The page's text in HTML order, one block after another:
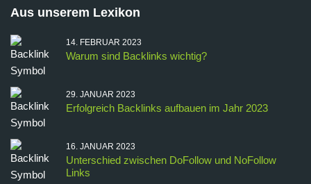
Aus unserem Lexikon
14. FEBRUAR 2023
Warum sind Backlinks wichtig?
29. JANUAR 2023
Erfolgreich Backlinks aufbauen im Jahr 2023
16. JANUAR 2023
Unterschied zwischen DoFollow und NoFollow
Links